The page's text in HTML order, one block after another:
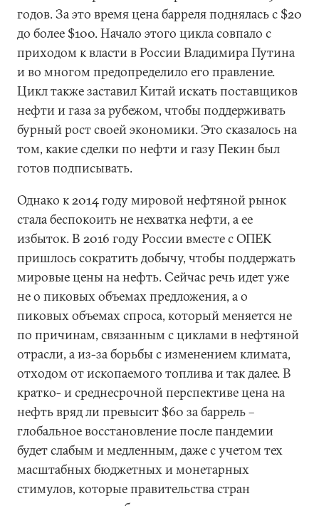
годов. За это время цена барреля поднялась с $20
до более $100. Начало этого цикла совпало с
приходом к власти в России Владимира Путина
и во многом предопределило его правление.
Цикл также заставил Китай искать поставщиков
нефти и газа за рубежом, чтобы поддерживать
бурный рост своей экономики. Это сказалось на
том, какие сделки по нефти и газу Пекин был
готов подписывать.
Однако к 2014 году мировой нефтяной рынок
стала беспокоить не нехватка нефти, а ее
избыток. В 2016 году России вместе с ОПЕК
пришлось сократить добычу, чтобы поддержать
мировые цены на нефть. Сейчас речь идет уже
не о пиковых объемах предложения, а о
пиковых объемах спроса, который меняется не
по причинам, связанным с циклами в нефтяной
отрасли, а из-за борьбы с изменением климата,
отходом от ископаемого топлива и так далее. В
кратко- и среднесрочной перспективе цена на
нефть вряд ли превысит $60 за баррель –
глобальное восстановление после пандемии
будет слабым и медленным, даже с учетом тех
масштабных бюджетных и монетарных
стимулов, которые правительства стран